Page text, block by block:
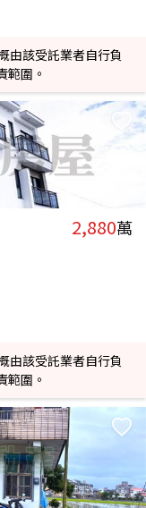
由該受託業者自行負
範圍。
2,880萬
由該受託業者自行負
範圍。